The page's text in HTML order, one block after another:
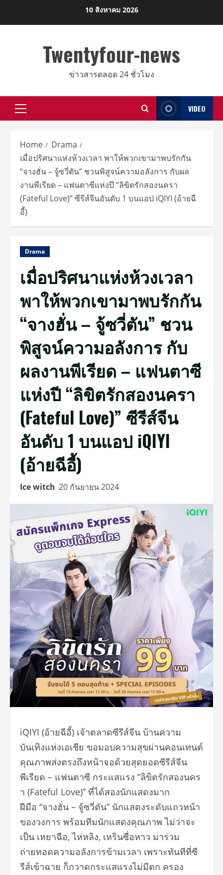
10 สิงหาคม 2026
Twentyfour-news
ข่าวสารตลอด 24 ชั่วโมง
Primary
VIDEO
Home
Drama
เมื่อปริศนาแห่งห้วงเวลา พาให้พวกเขามาพบรักกัน
“จางฮั่น – จู้ซวี่ตัน” ชวนพิสูจน์ความอลังการ กับผล
งานพีเรียด – แฟนตาซีแห่งปี “ลิขิตรักสองนครา
(Fateful Love)” ซีรีส์จีนอันดับ 1 บนแอป iQIYI (อ้ายฉี
อี้)
Drama
เมื่อปริศนาแห่งห้วงเวลา
พาให้พวกเขามาพบรักกัน
“จางฮั่น – จู้ซวี่ตัน” ชวน
พิสูจน์ความอลังการ กับ
ผลงานพีเรียด – แฟนตาซี
แห่งปี “ลิขิตรักสองนครา
(Fateful Love)” ซีรีส์จีน
อันดับ 1 บนแอป iQIYI
(อ้ายฉีอี้)
Ice witch 20 กันยายน 2024
iQIYI (อ้ายฉีอี้) เจ้าตลาดซีรีส์จีน บ้านความ
บันเทิงแห่งเอเชีย ขอมอบความสุขผ่านคอนเทนต์
คุณภาพส่งตรงถึงหน้าจอด้วยสุดยอดซีรีส์จีน
พีเรียด – แฟนตาซี กระแสแรง “ลิขิตรักสองนคร
า (Fateful Love)” ที่ได้สองนักแสดงมาก
ฝีมือ “จางฮั่น – จู้ซวี่ตัน” นักแสดงระดับแถวหน้า
ของวงการ พร้อมทีมนักแสดงคุณภาพ ไม่ว่าจะ
เป็น เหยาฉือ,ไห่หลิง, เหรินซื่อหาว มาร่วม
ถ่ายทอดความอลังการข้ามเวลา เพราะทันทีที่ซี
รีส์เข้าฉาย ก็กวาดกระแสแรงไม่มีตก ครอง